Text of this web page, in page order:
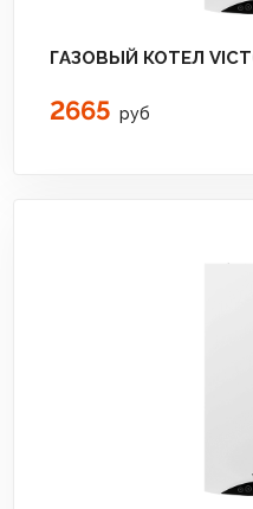
ГАЗОВЫЙ КОТЕЛ
2665 руб